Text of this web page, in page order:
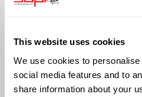
This website uses cookies
We use cookies to
social media features and to
share information about your
Mostrar